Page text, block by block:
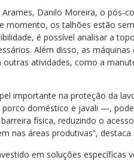
Danilo Moreira, o pós-
momento, os talhões estão
é possível analisar a
Além disso, as
atividades, como a
importante na proteção da
doméstico e javali —,
física, reduzindo o
nas áreas produtivas”, destaca
em soluções específicas